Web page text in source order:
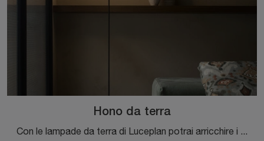
Hono da terra
Con le lampade da terra di Luceplan potrai arricchire i tuoi interni: clicca e scopri Hono da terra!